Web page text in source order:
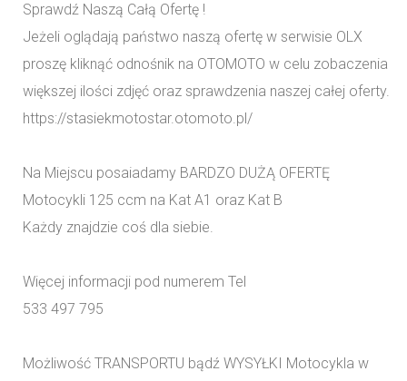
Sprawdź Naszą Całą Ofertę !
Jeżeli oglądają państwo naszą ofertę w serwisie OLX
proszę kliknąć odnośnik na OTOMOTO w celu zobaczenia
większej ilości zdjęć oraz sprawdzenia naszej całej oferty.
https://stasiekmotostar.otomoto.pl/
Na Miejscu posaiadamy BARDZO DUŻĄ OFERTĘ
Motocykli 125 ccm na Kat A1 oraz Kat B
Każdy znajdzie coś dla siebie.
Więcej informacji pod numerem Tel
533 497 795
Możliwość TRANSPORTU bądź WYSYŁKI Motocykla w